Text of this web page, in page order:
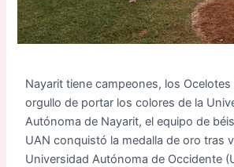
Nayarit tiene campeones, los
orgullo de portar los colores de la
Autónoma de Nayarit, el equipo de
UAN conquistó la medalla de oro tras
Universidad Autónoma de Occidente